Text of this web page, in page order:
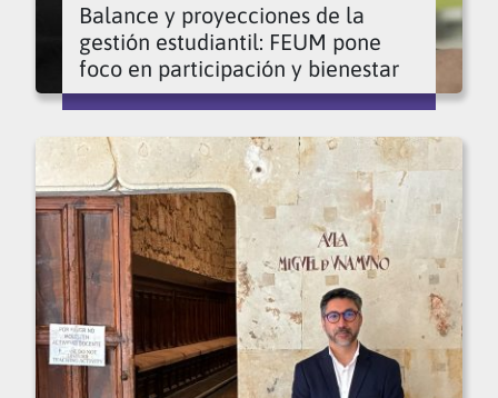
Balance y proyecciones de la
gestión estudiantil: FEUM pone
foco en participación y bienestar